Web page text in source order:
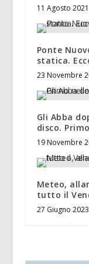
11 Agosto 2021
Ponte
statica.
23 Novembre
Gli Abba
disco.
19 Novembre
Meteo,
tutto il
27 Giugno 2023